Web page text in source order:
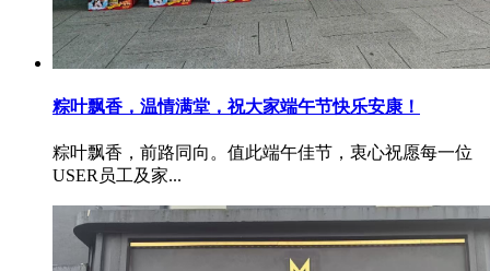
粽叶飘香，温情满堂，祝大家端午节快乐安康！
粽叶飘香，前路同向。值此端午佳节，衷心祝愿每一位
USER员工及家...